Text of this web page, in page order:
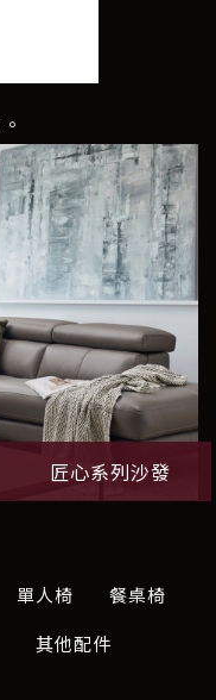
匠心系列沙發
單人椅
餐桌椅
其他配件